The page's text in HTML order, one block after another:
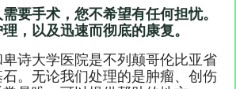
要手术，您不希望有任何担忧。
，以及迅速而彻底的康复。
诗大学医院是不列颠哥伦比亚省
。无论我们处理的是肿瘤、创伤